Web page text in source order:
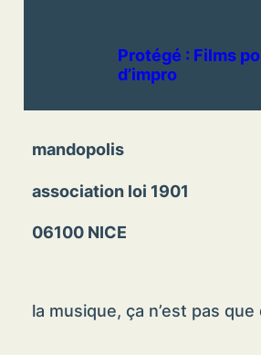
Protégé : Films
d’impro
mandopolis
association loi 1901
06100 NICE
la musique, ça n’est pas